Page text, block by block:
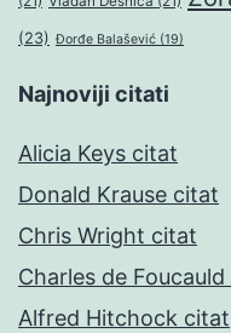
(23) Đorđe Balašević (19)
Najnoviji citati
Alicia Keys citat
Donald Krause citat
Chris Wright citat
Charles de
Alfred Hitchock citat